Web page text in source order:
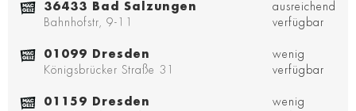
36433 Bad Salzungen
Bahnhofstr, 9-11
ausreichend
verfügbar
01099 Dresden
Königsbrücker Straße 31
wenig
verfügbar
01159 Dresden
wenig